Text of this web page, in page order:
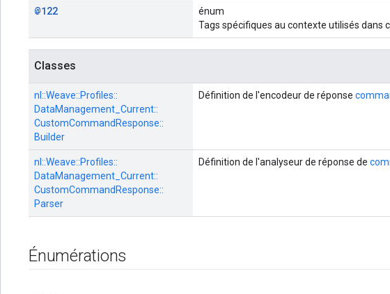
@122
énum
Tags spécifiques au contexte utilisés dans
Classes
nl::Weave::Profiles::
DataManagement_Current::
CustomCommandResponse::
Builder
Définition de l'encodeur de réponse
nl::Weave::Profiles::
DataManagement_Current::
CustomCommandResponse::
Parser
Définition de l'analyseur de réponse de
Énumérations